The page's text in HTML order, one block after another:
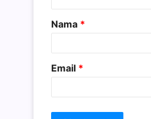
a
r
Nama *
Email *